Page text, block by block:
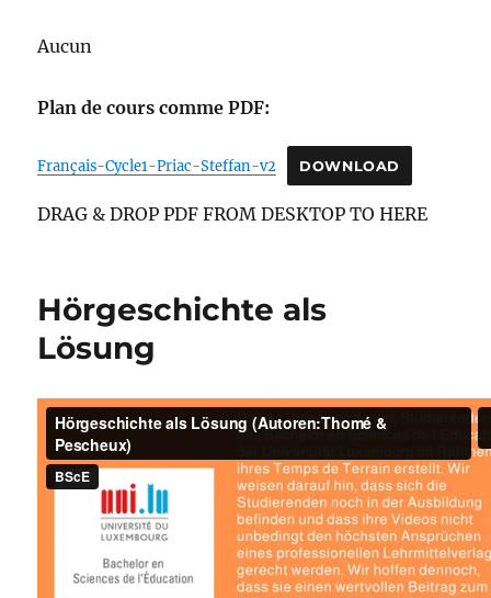
Aucun
Plan de cours comme PDF:
Français-Cycle1-Priac-Steffan-v2 DOWNLOAD
DRAG & DROP PDF FROM DESKTOP TO HERE
Hörgeschichte als
Lösung